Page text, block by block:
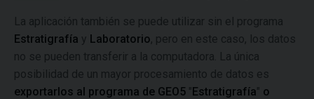
La aplicación también se puede utilizar sin el programa
Estratigrafía y Laboratorio, pero en este caso, los datos
no se pueden transferir a la computadora. La única
posibilidad de un mayor procesamiento de datos es
exportarlos al programa de GEO5 "Estratigrafía" o